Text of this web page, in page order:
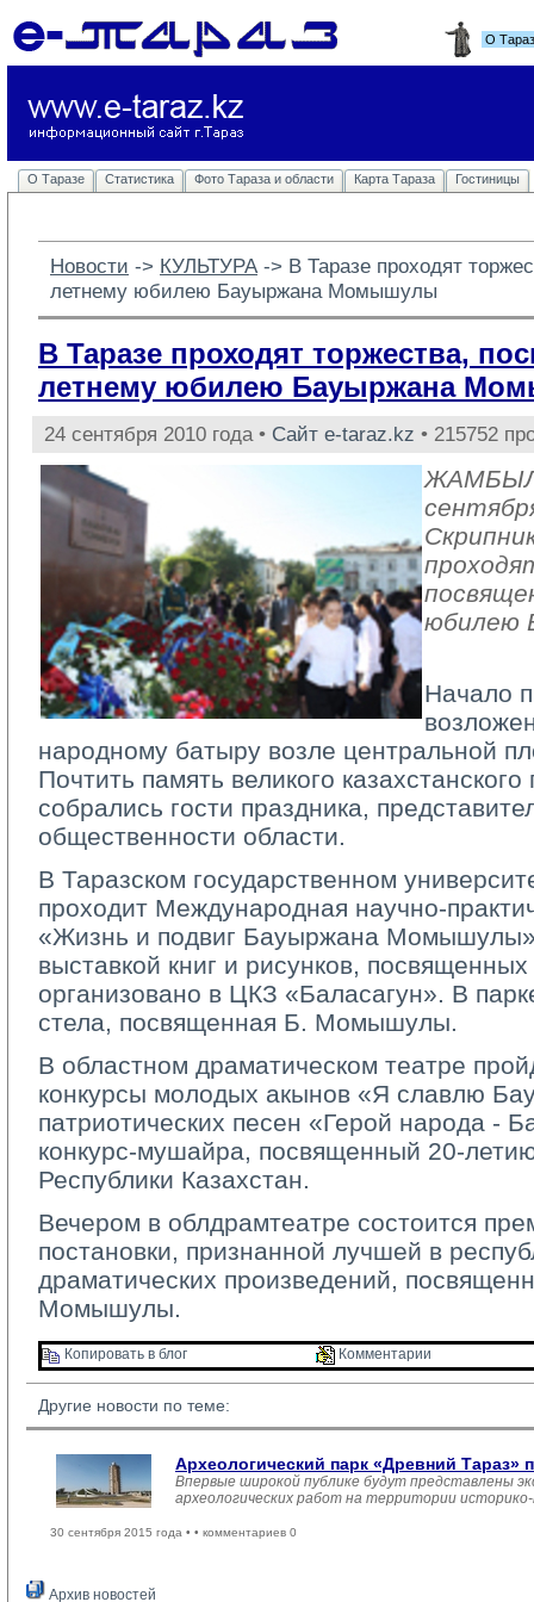
О
О Таразе Статистика Фото Тараза и области Карта Тараза Гостиницы
Новости -> КУЛЬТУРА -> В Таразе проходят
летнему юбилею Бауыржана Момышулы
В Таразе проходят торжества,
летнему юбилею Бауыржана
24 сентября 2010 года • Сайт e-taraz.kz • 215752
юбилею
Начало
народному батыру возле центральной
Почтить память великого
собрались гости праздника,
общественности области.
В Таразском государственном
проходит Международная научно-
«Жизнь и подвиг Бауыржана
выставкой книг и рисунков,
организовано в ЦКЗ «Баласагун». В
стела, посвященная Б. Момышулы.
В областном драматическом театре
конкурсы молодых акынов «Я славлю
патриотических песен «Герой народа -
конкурс-мушайра, посвященный 20-
Республики Казахстан.
Вечером в облдрамтеатре состоится
постановки, признанной лучшей в
драматических произведений,
Момышулы.
Копировать в блог Комментарии
Другие новости по теме:
Археологический парк «Древний Тараз»
Впервые широкой публике будут представлены
археологических работ на территории
30 сентября 2015 года • • комментариев 0
Архив новостей